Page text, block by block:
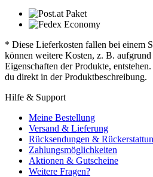
* Diese Lieferkosten fallen bei einem
können weitere Kosten, z. B.
Eigenschaften der Produkte,
du direkt in der Produktbeschreibung.
Hilfe & Support
Meine Bestellung
Versand & Lieferung
Rücksendungen &
Zahlungsmöglichkeiten
Aktionen & Gutscheine
Weitere Fragen?